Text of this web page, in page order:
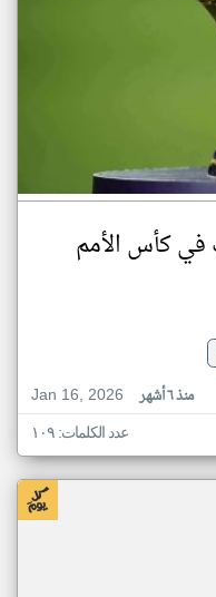
في كأس الأمم
Jan 16, 2026
منذ ٦ أشهر
عدد الكلمات: ١٠٩